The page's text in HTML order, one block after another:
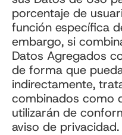
porcentaje de
función específica
embargo, si
Datos Agregados
de forma que
indirectamente,
combinados como
utilizarán de
aviso de privacidad.